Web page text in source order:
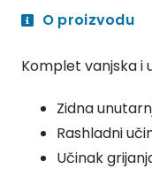
R32
–
BOJA
količina
O proizvodu
Komplet vanjska i
Zidna
Rashladni
Učinak